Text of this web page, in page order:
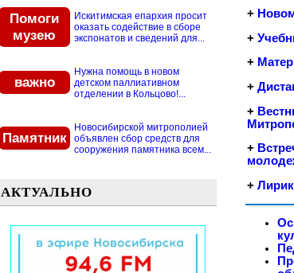
Помоги
музею
Искитимская епархия просит
оказать содействие в сборе
экспонатов и сведений для...
важно
Нужна помощь в новом
детском паллиативном
отделении в Кольцово!...
Памятник
Новосибирской митрополией
объявлен сбор средств для
сооружения памятника всем...
АКТУАЛЬНО
+
+
+
+
+
+
+